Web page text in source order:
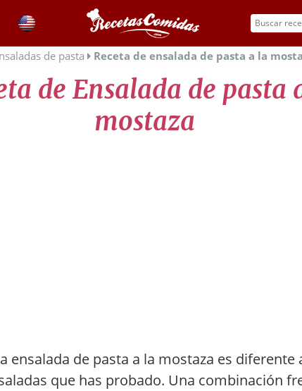
de pasta Receta de ensalada de pasta a la
de Ensalada de pasta
mostaza
ensalada de pasta a la mostaza es diferente
que has probado. Una combinación